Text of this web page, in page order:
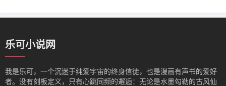
乐可小说网
我是‌乐可，一个沉迷于纯爱宇宙的终身信徒，也是漫画有声书的爱好
者。没有刻板定义，只有心跳同频的邂逅：无论是水墨勾勒的古风仙